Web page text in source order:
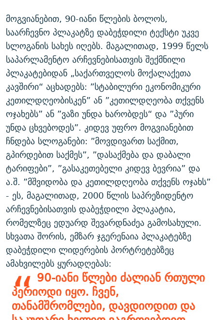
მოგვიანებით, 90-იანი წლების ბოლოს,
საარჩევნო პლაკატზე დაბეჭდილი ტექსტი უკვე
სლოგანის სახეს იღებს. მაგალითად, 1999 წელს
საპარლამენტო არჩევნებისათვის შექმნილი
პლაკატებიდან „საქართველოს მოქალაქეთა
კავშირი“ აცხადებს: ”სტაბილური ეკონომიკური
კეთილდღეობისკენ” ან ”კეთილდღეობა თქვენს
ოჯახებს” ან ”ვაზი უნდა ხარობდეს“ და ”პური
უნდა ცხვებოდეს”. კიდევ უფრო მოგვიანებით
ჩნდება სლოგანები: ”მოვდივართ საქმით,
გპირდებით საქმეს”, ”დასაქმება და დაბალი
ტარიფები”, ”გასაკეთებელი კიდევ ბევრია” და
ა.შ. ”მშვიდობა და კეთილდღეობა თქვენს ოჯახს”
- ეს, მაგალითად, 2000 წლის საპრეზიდენტო
არჩევნებისათვის დაბეჭდილი პლაკატია,
რომელზეც ედუარდ შევარდნაძეა გამოსახული.
სხვათა შორის, ემზარ ჯგერენაია პლაკატებზე
დაბეჭდილი ლიდერების პორტრეტებზეც
ამახვილებს ყურადღებას:
90-იანი წლები ძალიან რთული
პერიოდი იყო. ჩვენ,
თანამშრომლები, დავდიოდით და